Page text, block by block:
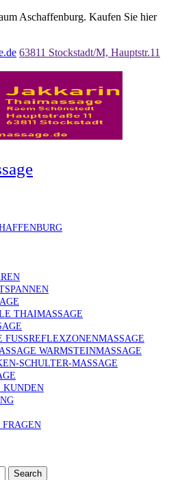
Aschaffenburg. Kaufen Sie hier
63811 Stockstadt/M, Hauptstr.11
THAIMASSAGE
WARMSTEINMASSAGE
SCHULTER-MASSAGE
KUNDEN
Search